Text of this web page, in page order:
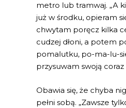
metro lub tramwaj. „A
już w środku, opieram
chwytam poręcz kilka
cudzej dłoni, a potem
pomalutku, po-ma-lu-
przysuwam swoją coraz
Obawia się, że chyba
pełni sobą. „Zawsze